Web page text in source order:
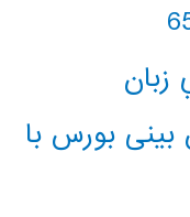
بورس با